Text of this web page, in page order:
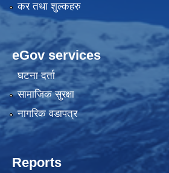
कर तथा शुल्कहरु
eGov services
घटना दर्ता
सामाजिक सुरक्षा
नागरिक वडापत्र
Reports